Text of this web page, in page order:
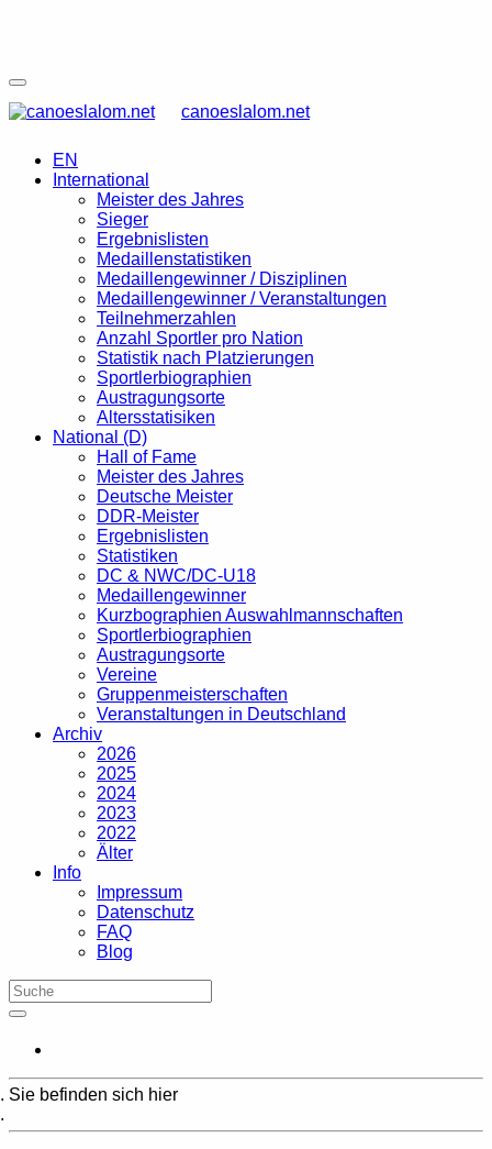
canoeslalom.net
EN
International
Meister des Jahres
Sieger
Ergebnislisten
Medaillenstatistiken
Medaillengewinner / Disziplinen
Medaillengewinner / Veranstaltungen
Teilnehmerzahlen
Anzahl Sportler pro Nation
Statistik nach Platzierungen
Sportlerbiographien
Austragungsorte
Altersstatisiken
National (D)
Hall of Fame
Meister des Jahres
Deutsche Meister
DDR-Meister
Ergebnislisten
Statistiken
DC & NWC/DC-U18
Medaillengewinner
Kurzbographien Auswahlmannschaften
Sportlerbiographien
Austragungsorte
Vereine
Gruppenmeisterschaften
Veranstaltungen in Deutschland
Archiv
2026
2025
2024
2023
2022
Älter
Info
Impressum
Datenschutz
FAQ
Blog
Sie befinden sich hier